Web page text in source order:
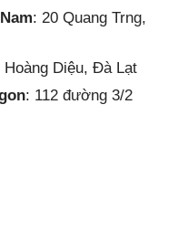
: 20 Quang Trng,
Hoàng Diệu, Đà Lạt
: 112 đường 3/2